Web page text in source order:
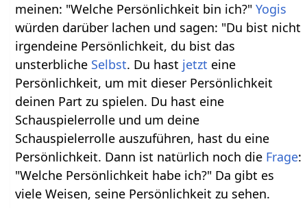
meinen: "Welche Persönlichkeit bin ich?"Yogis
würden darüber lachen und sagen: "Du bist nicht
irgendeine Persönlichkeit, du bist das
unsterbliche Selbst. Du hast jetzt eine
Persönlichkeit, um mit dieser Persönlichkeit
deinen Part zu spielen. Du hast eine
Schauspielerrolle und um deine
Schauspielerrolle auszuführen, hast du eine
Persönlichkeit. Dann ist natürlich noch die Frage:
"Welche Persönlichkeit habe ich?" Da gibt es
viele Weisen, seine Persönlichkeit zu sehen.